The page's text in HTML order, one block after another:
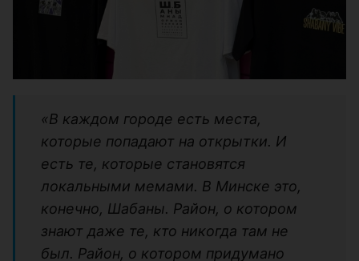
«В каждом городе есть места,
которые попадают на открытки. И
есть те, которые становятся
локальными мемами. В Минске это,
конечно, Шабаны. Район, о котором
знают даже те, кто никогда там не
был. Район, о котором придумано